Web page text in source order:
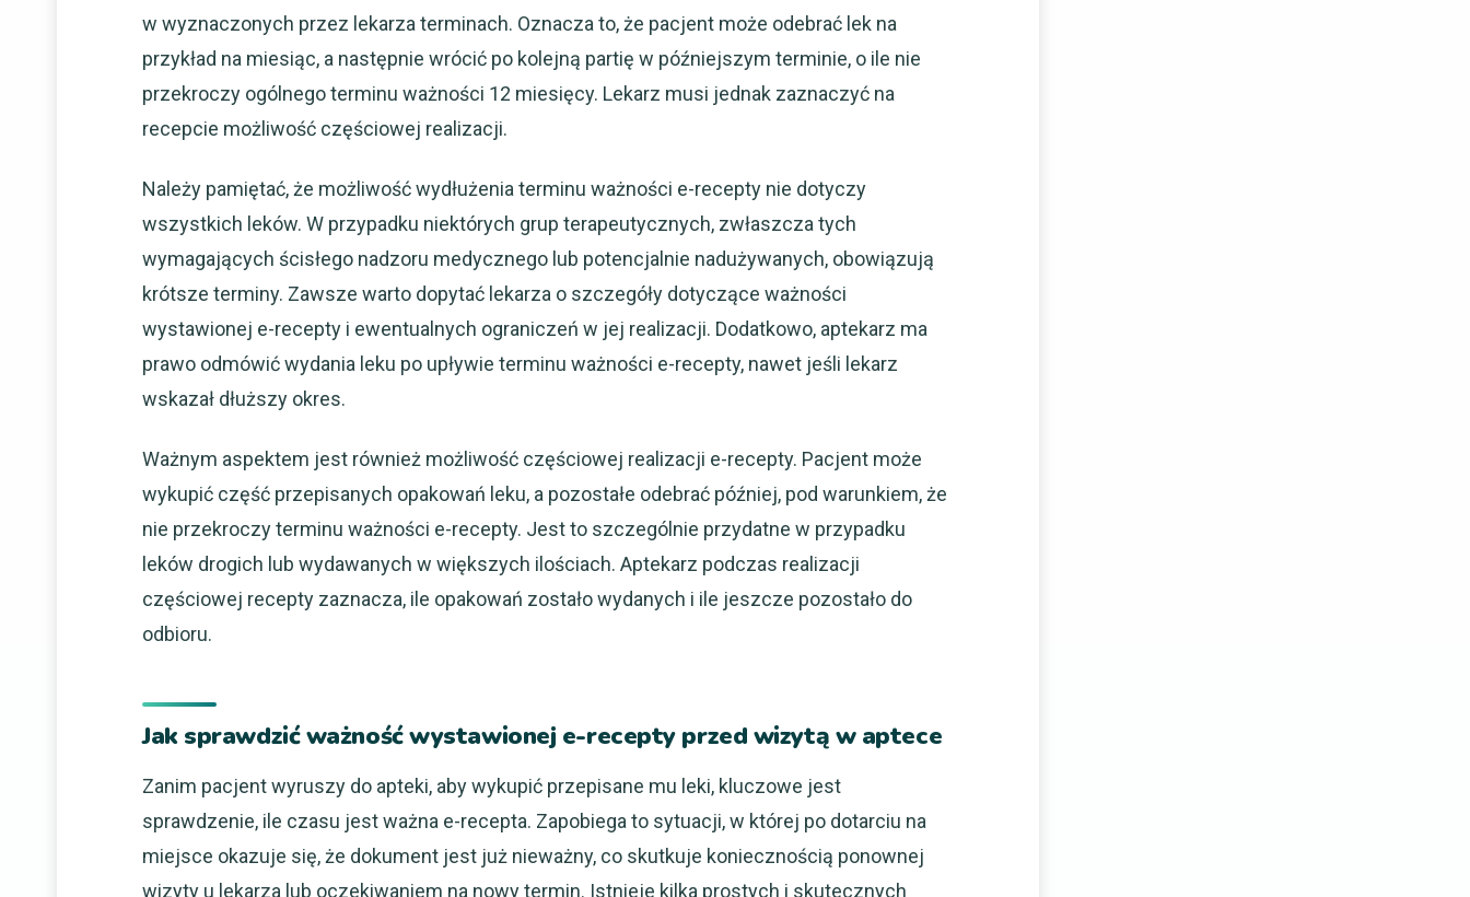
w wyznaczonych przez lekarza terminach. Oznacza to, że pacjent może odebrać lek na
przykład na miesiąc, a następnie wrócić po kolejną partię w późniejszym terminie, o ile nie
przekroczy ogólnego terminu ważności 12 miesięcy. Lekarz musi jednak zaznaczyć na
recepcie możliwość częściowej realizacji.
Należy pamiętać, że możliwość wydłużenia terminu ważności e-recepty nie dotyczy
wszystkich leków. W przypadku niektórych grup terapeutycznych, zwłaszcza tych
wymagających ścisłego nadzoru medycznego lub potencjalnie nadużywanych, obowiązują
krótsze terminy. Zawsze warto dopytać lekarza o szczegóły dotyczące ważności
wystawionej e-recepty i ewentualnych ograniczeń w jej realizacji. Dodatkowo, aptekarz ma
prawo odmówić wydania leku po upływie terminu ważności e-recepty, nawet jeśli lekarz
wskazał dłuższy okres.
Ważnym aspektem jest również możliwość częściowej realizacji e-recepty. Pacjent może
wykupić część przepisanych opakowań leku, a pozostałe odebrać później, pod warunkiem, że
nie przekroczy terminu ważności e-recepty. Jest to szczególnie przydatne w przypadku
leków drogich lub wydawanych w większych ilościach. Aptekarz podczas realizacji
częściowej recepty zaznacza, ile opakowań zostało wydanych i ile jeszcze pozostało do
odbioru.
Jak sprawdzić ważność wystawionej e-recepty przed wizytą w aptece
Zanim pacjent wyruszy do apteki, aby wykupić przepisane mu leki, kluczowe jest
sprawdzenie, ile czasu jest ważna e-recepta. Zapobiega to sytuacji, w której po dotarciu na
miejsce okazuje się, że dokument jest już nieważny, co skutkuje koniecznością ponownej
wizyty u lekarza lub oczekiwaniem na nowy termin. Istnieje kilka prostych i skutecznych